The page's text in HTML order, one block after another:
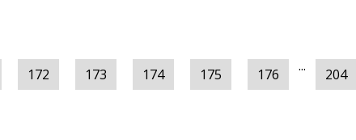
172 173 174 175 176 ... 204